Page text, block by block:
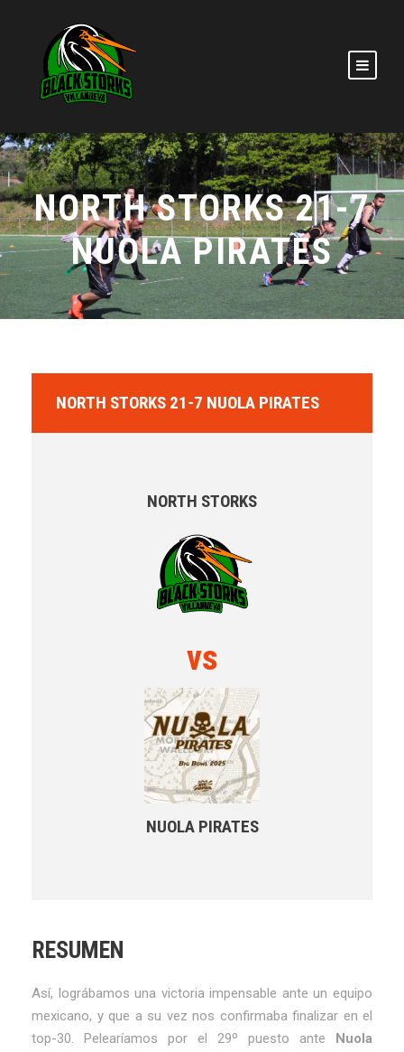
NORTH STORKS 21-7
NUOLA PIRATES
NORTH STORKS 21-7 NUOLA PIRATES
NORTH STORKS
vs
NUOLA PIRATES
RESUMEN
Así, lográbamos una victoria impensable ante un equipo
mexicano, y que a su vez nos confirmaba finalizar en el
top-30. Pelearíamos por el 29º puesto ante Nuola